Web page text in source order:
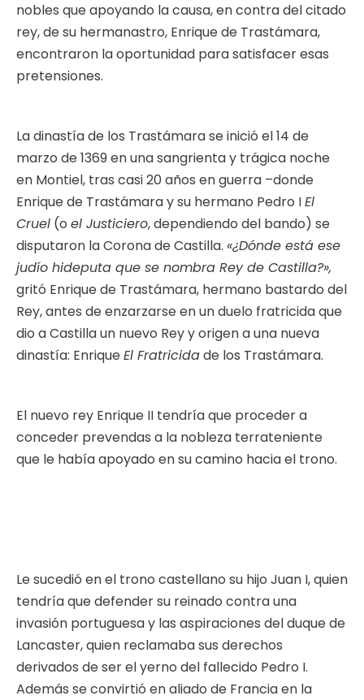
nobles que apoyando la causa, en contra del citado
rey, de su hermanastro, Enrique de Trastámara,
encontraron la oportunidad para satisfacer esas
pretensiones.
La dinastía de los Trastámara se inició el 14 de
marzo de 1369 en una sangrienta y trágica noche
en Montiel, tras casi 20 años en guerra –donde
Enrique de Trastámara y su hermano Pedro IEl
Cruel (o el Justiciero, dependiendo del bando) se
disputaron la Corona de Castilla. «¿Dónde está ese
judío hideputa que se nombra Rey de Castilla?»,
gritó Enrique de Trastámara, hermano bastardo del
Rey, antes de enzarzarse en un duelo fratricida que
dio a Castilla un nuevo Rey y origen a una nueva
dinastía: EnriqueEl Fratricidade los Trastámara.
El nuevo rey Enrique II tendría que proceder a
conceder prevendas a la nobleza terrateniente
que le había apoyado en su camino hacia el trono.
Le sucedió en el trono castellano su hijo Juan I, quien
tendría que defender su reinado contra una
invasión portuguesa y las aspiraciones del duque de
Lancaster, quien reclamaba sus derechos
derivados de ser el yerno del fallecido Pedro I.
Además se convirtió en aliado de Francia en la